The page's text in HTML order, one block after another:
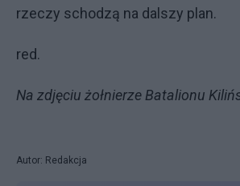
rzeczy schodzą na dalszy plan.
red.
Na zdjęciu żołnierze Batalionu
Autor: Redakcja